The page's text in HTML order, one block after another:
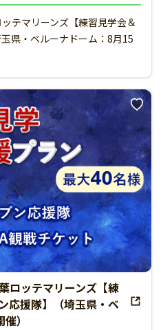
テマリーンズ【練習見学会＆
県・ベルーナドーム：8月15
ロッテマリーンズ【練
応援隊】（埼玉県・ベ
）